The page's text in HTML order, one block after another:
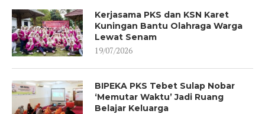
Kerjasama PKS dan KSN Karet
Kuningan Bantu Olahraga Warga
Lewat Senam
19/07/2026
BIPEKA PKS Tebet Sulap Nobar
‘Memutar Waktu’ Jadi Ruang
Belajar Keluarga